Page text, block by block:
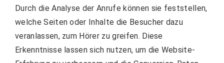
Durch die Analyse der Anrufe können sie feststellen,
welche Seiten oder Inhalte die Besucher dazu
veranlassen, zum Hörer zu greifen. Diese
Erkenntnisse lassen sich nutzen, um die Website-